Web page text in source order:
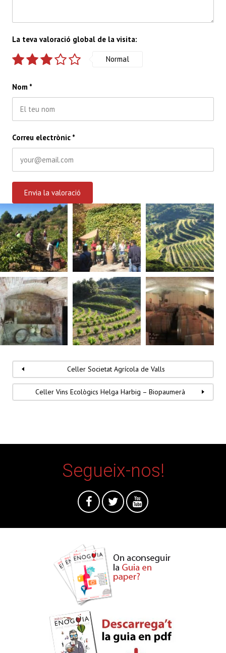
Nom *
Correu electrònic *
La teva valoració global de la visita:
Normal
Celler Societat Agrícola de Valls
Celler Vins Ecològics Helga Harbig – Biopaumerà
Segueix-nos!